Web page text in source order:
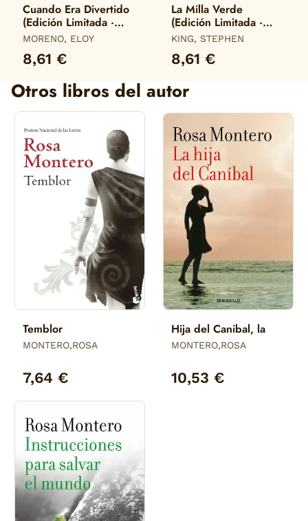
Cuando Era Divertido
(Edición Limitada ·
Verano)
MORENO, ELOY
8,61 €
La Milla Verde
(Edición Limitada ·
Verano)
KING, STEPHEN
8,61 €
Otros libros del autor
Temblor
MONTERO,ROSA
7,64 €
Hija del Canibal, la
MONTERO,ROSA
10,53 €